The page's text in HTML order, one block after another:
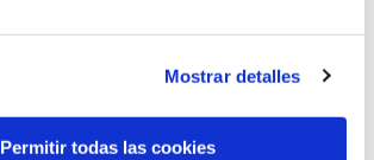
Mostrar detalles
Permitir todas las cookies